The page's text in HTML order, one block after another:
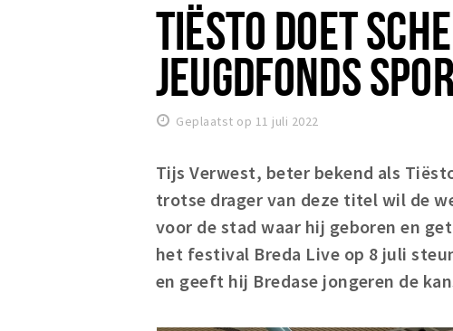
TIËSTO DOET
JEUGDFONDS
Geplaatst op 11 juli 2022
Tijs Verwest, beter bekend als
trotse drager van deze titel wil de
voor de stad waar hij geboren en
het festival Breda Live op 8 juli
en geeft hij Bredase jongeren de